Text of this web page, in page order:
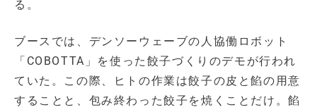
る。
ブースでは、デンソーウェーブの人協働ロボット
「COBOTTA」を使った餃子づくりのデモが行われ
ていた。この際、ヒトの作業は餃子の皮と餡の用意
することと、包み終わった餃子を焼くことだけ。餡